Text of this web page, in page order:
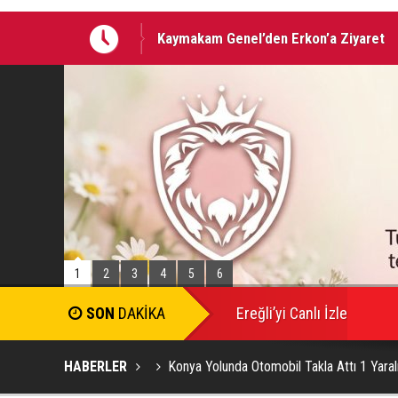
Kaymakam Genel’den Erkon’a Ziyaret
Motosiklet sürücüsü Polisin ’Dur’
1 2 3 4 5 6
SON DAKİKA Ereğli’yi Canlı İzle
HABERLER Konya Yolunda Otomobil Takla Attı 1 Yaralı